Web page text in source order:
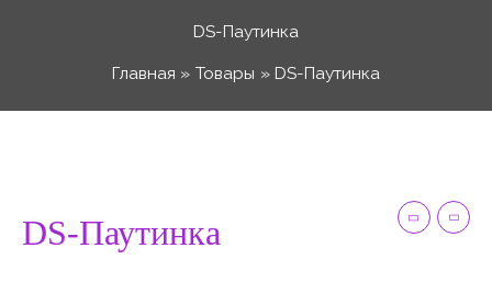
содержимому
DS-Паутинка
Главная
Товары DS-Паутинка
DS-Паутинка
Паутинка